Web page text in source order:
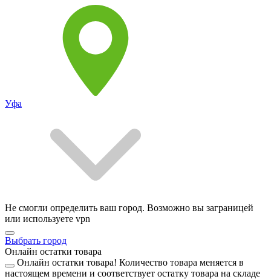
Уфа
Не смогли определить ваш город. Возможно вы заграницей
или используете vpn
Выбрать город
Онлайн остатки товара
Онлайн остатки товара! Количество товара меняется в
настоящем времени и соответствует остатку товара на складе